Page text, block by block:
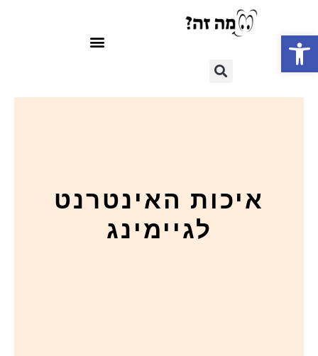
פתח סרגל נגישות
איכות האינטרנט
לגיימינג